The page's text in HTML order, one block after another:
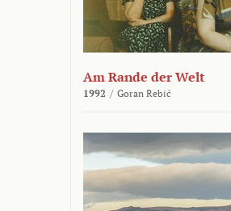
Am Rande der Welt
1992 / Goran Rebić